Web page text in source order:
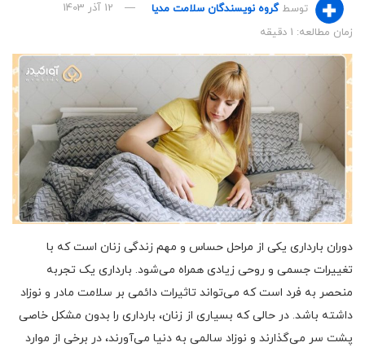
توسط گروه نویسندگان سلامت مدیا
12 آذر 1403
زمان مطالعه: 1 دقیقه
دوران بارداری یکی از مراحل حساس و مهم زندگی زنان است که با
تغییرات جسمی و روحی زیادی همراه می‌شود. بارداری یک تجربه
منحصر به فرد است که می‌تواند تاثیرات دائمی بر سلامت مادر و نوزاد
داشته باشد. در حالی که بسیاری از زنان، بارداری را بدون مشکل خاصی
پشت سر می‌گذارند و نوزاد سالمی به دنیا می‌آورند، در برخی از موارد